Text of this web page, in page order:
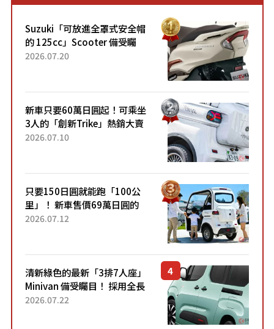
Suzuki「可放進全罩式安全帽
的 125cc」Scooter 備受矚
目！採用全新流線設計與各項
2026.07.20
新車只要60萬日圓起！可乘坐
3人的「創新Trike」熱銷大賣
成為人氣車款！「養車成本真
2026.07.10
只要150日圓就能跑「100公
里」！ 新車售價69萬日圓的
「3人座」Trike大受歡迎！ 順
2026.07.12
清新綠色的最新「3排7人座」
Minivan 備受矚目！ 採用全長
4.7公尺剛剛好的車身尺寸與
2026.07.22